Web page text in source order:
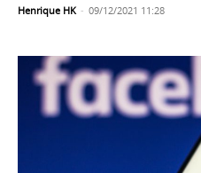
Henrique HK - 09/12/2021 11:28